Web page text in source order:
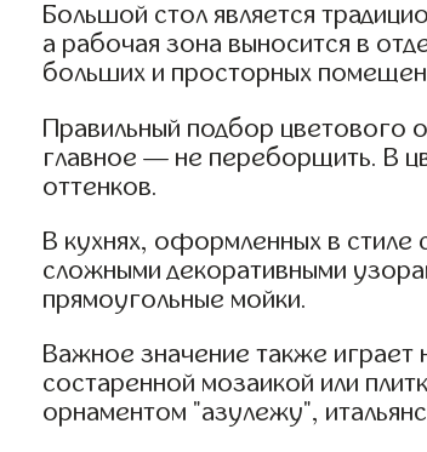
Большой стол является
а рабочая зона выносится в
больших и просторных
Правильный подбор цветового
главное — не переборщить. В
оттенков.
В кухнях, оформленных в стиле
сложными декоративными
прямоугольные мойки.
Важное значение также играет
состаренной мозаикой или
орнаментом "азулежу",